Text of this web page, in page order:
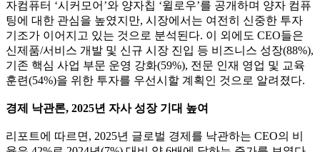
자컴퓨터 ‘시커모어’와 양자칩 ‘윌로우’를 공개하며 양자 컴퓨
팅에 대한 관심을 높였지만, 시장에서는 여전히 신중한 투자
기조가 이어지고 있는 것으로 분석된다. 이 외에도 CEO들은
신제품/서비스 개발 및 신규 시장 진입 등 비즈니스 성장(88%),
기존 핵심 사업 부문 운영 강화(59%), 전문 인재 영업 및 교육
훈련(54%)을 위한 투자를 우선시할 계획인 것으로 알려졌다.
경제 낙관론, 2025년 자사 성장 기대 높여
리포트에 따르면, 2025년 글로벌 경제를 낙관하는 CEO의 비